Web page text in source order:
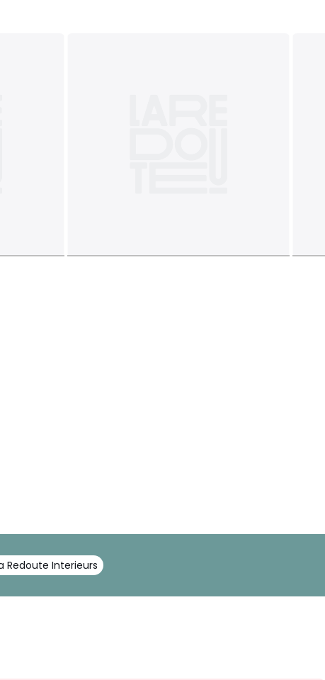
Redoute Interieurs